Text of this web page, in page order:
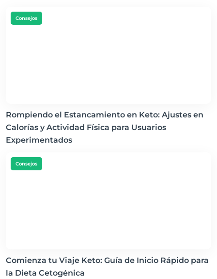
Consejos
Rompiendo el Estancamiento en Keto: Ajustes en
Calorías y Actividad Física para Usuarios
Experimentados
Consejos
Comienza tu Viaje Keto: Guía de Inicio Rápido para
la Dieta Cetogénica